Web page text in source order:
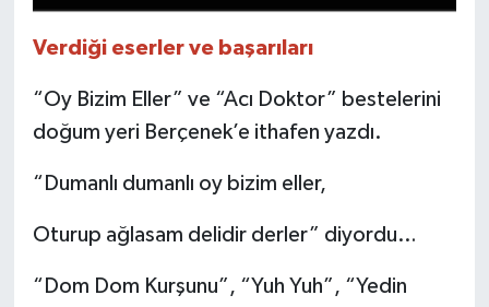
Verdiği eserler ve başarıları
“Oy Bizim Eller” ve “Acı Doktor” bestelerini
doğum yeri Berçenek’e ithafen yazdı.
“Dumanlı dumanlı oy bizim eller,
Oturup ağlasam delidir derler” diyordu…
“Dom Dom Kurşunu”, “Yuh Yuh”, “Yedin